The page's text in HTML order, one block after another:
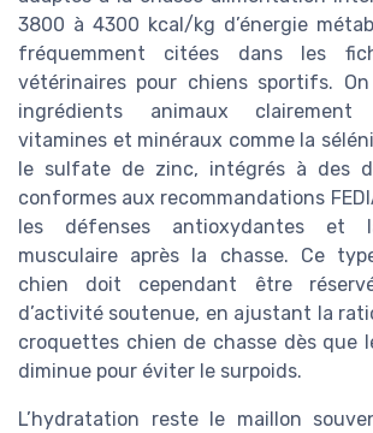
3800 à 4300 kcal/kg d’énergie
fréquemment citées dans les
vétérinaires pour chiens sportifs.
ingrédients animaux clairement
vitamines et minéraux comme la
le sulfate de zinc, intégrés à des
conformes aux recommandations
les défenses antioxydantes et
musculaire après la chasse. Ce
chien doit cependant être
d’activité soutenue, en ajustant la
croquettes chien de chasse dès que
diminue pour éviter le surpoids.
L’hydratation reste le maillon